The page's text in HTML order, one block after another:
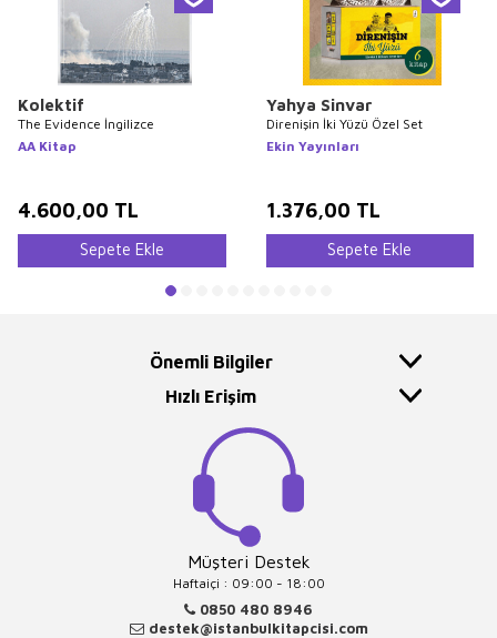
Kolektif
The Evidence İngilizce
AA Kitap
4.600,00 TL
Sepete Ekle
Yahya Sinvar
Direnişin İki Yüzü Özel Set
Ekin Yayınları
1.376,00 TL
Sepete Ekle
Önemli Bilgiler
Hızlı Erişim
Müşteri Destek
Haftaiçi : 09:00 - 18:00
0850 480 8946
destek@istanbulkitapcisi.com